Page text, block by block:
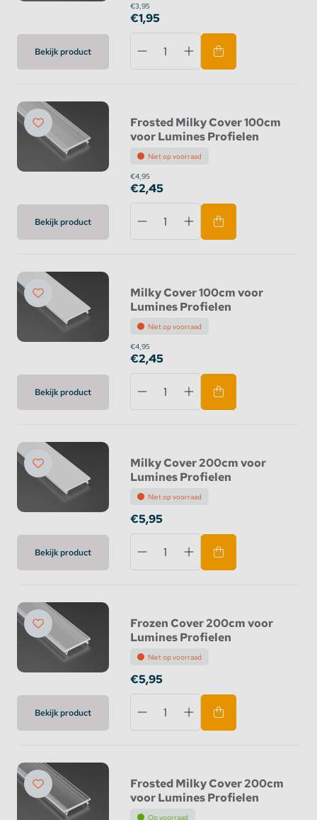
Bekijk product
€3,95
€1,95
Bekijk product
Frosted Milky Cover 100cm
voor Lumines Profielen
Niet op voorraad
€4,95
€2,45
Bekijk product
Milky Cover 100cm voor
Lumines Profielen
Niet op voorraad
€4,95
€2,45
Bekijk product
Milky Cover 200cm voor
Lumines Profielen
Niet op voorraad
€5,95
Bekijk product
Frozen Cover 200cm voor
Lumines Profielen
Niet op voorraad
€5,95
Frosted Milky Cover 200cm
voor Lumines Profielen
Op voorraad